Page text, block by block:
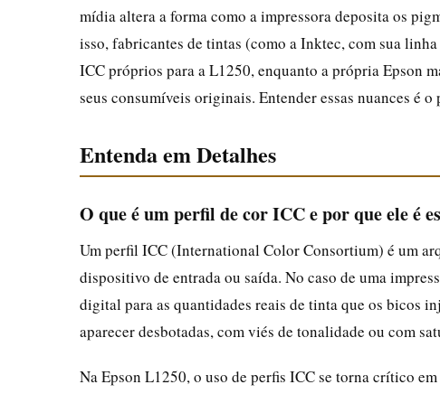
mídia altera a forma como a impressora deposita os
isso, fabricantes de tintas (como a Inktec, com sua
ICC próprios para a L1250, enquanto a própria Epson
seus consumíveis originais. Entender essas nuances é
Entenda em Detalhes
O que é um perfil de cor ICC e por que ele é
Um perfil ICC (International Color Consortium) é um
dispositivo de entrada ou saída. No caso de uma
digital para as quantidades reais de tinta que os bicos
aparecer desbotadas, com viés de tonalidade ou com
Na Epson L1250, o uso de perfis ICC se torna crítico